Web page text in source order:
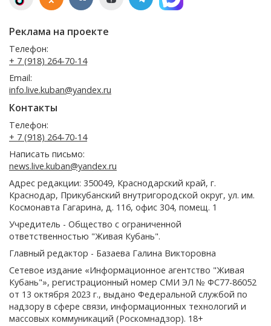
Реклама на проекте
Телефон:
+ 7 (918) 264-70-14
Email:
info.live.kuban@yandex.ru
Контакты
Телефон:
+ 7 (918) 264-70-14
Написать письмо:
news.live.kuban@yandex.ru
Адрес редакции: 350049, Краснодарский край, г.
Краснодар, Прикубанский внутригородской округ, ул. им.
Космонавта Гагарина, д. 116, офис 304, помещ. 1
Учредитель - Общество с ограниченной
ответственностью "Живая Кубань".
Главный редактор - Базаева Галина Викторовна
Сетевое издание «Информационное агентство "Живая
Кубань"», регистрационный номер СМИ ЭЛ № ФС77-86052
от 13 октября 2023 г., выдано Федеральной службой по
надзору в сфере связи, информационных технологий и
массовых коммуникаций (Роскомнадзор). 18+